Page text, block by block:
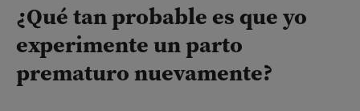
¿Qué tan probable es que yo
experimente un parto
prematuro nuevamente?